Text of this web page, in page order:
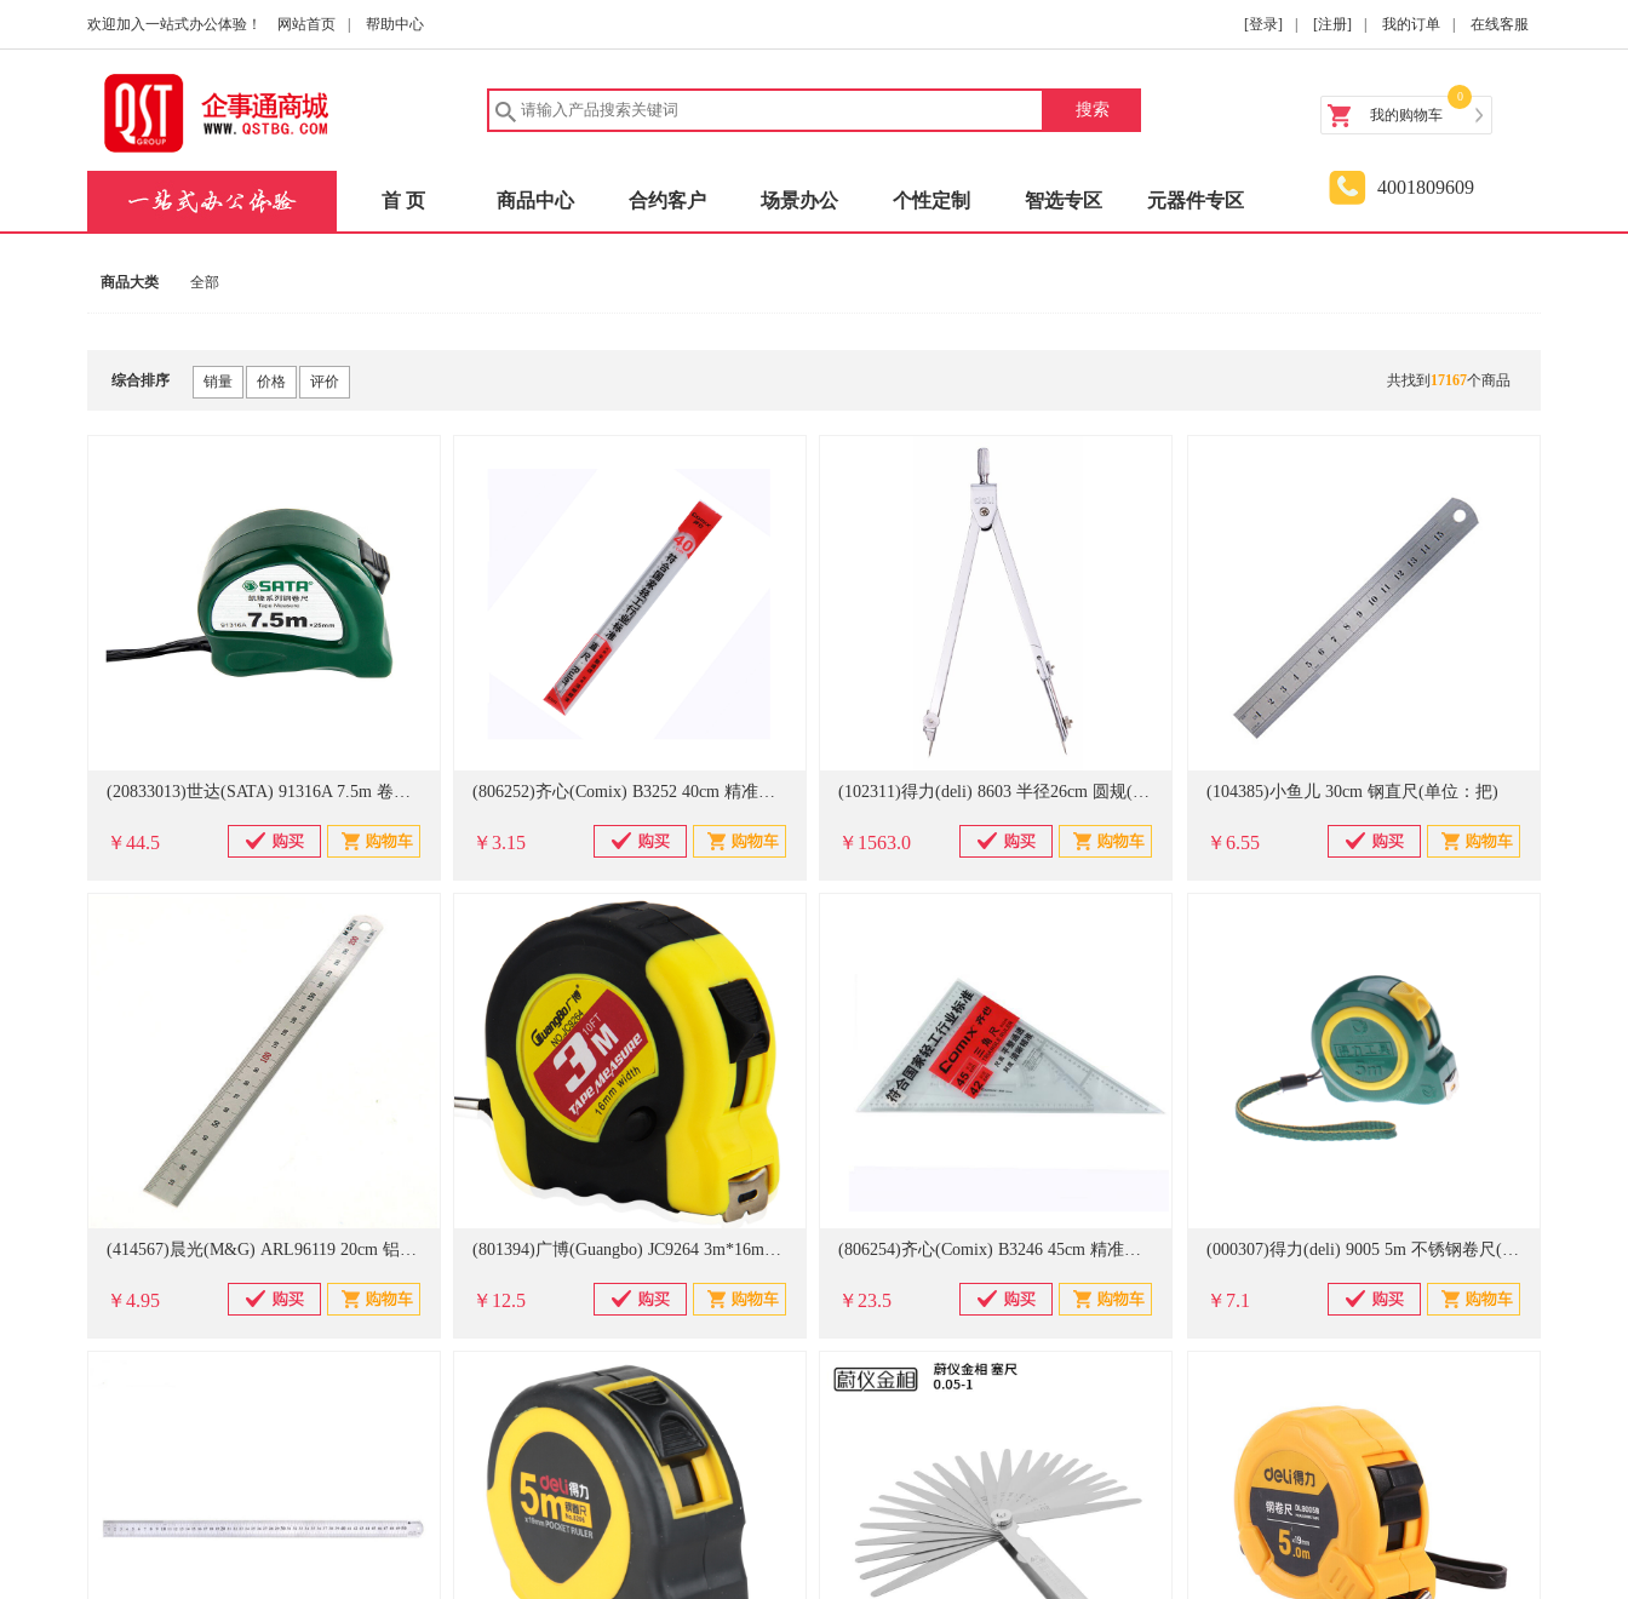
欢迎加入一站式办公体验！ 网站首页 帮助中心 [登录] [注册] 我的订单 在线客服
搜索 我的购物车
0
首 页 商品中心 合约客户 场景办公 个性定制 智选专区 元器件专区
4001809609
商品大类 全部
综合排序 销量 价格 评价 共找到 17167个商品
(20833013)世达(SATA) 91316A 7.5m 卷尺(单位：个)
￥44.5
(806252)齐心(Comix) B3252 40cm 精准刻度直尺 透明色(单位：把)
￥3.15
(102311)得力(deli) 8603 半径26cm 圆规(单位：个)
￥1563.0
(104385)小鱼儿 30cm 钢直尺(单位：把)
￥6.55
(414567)晨光(M&G) ARL96119 20cm 铝合金办公 直尺 银色(单位：把)
￥4.95
(801394)广博(Guangbo) JC9264 3m*16mm 钢卷尺(单位：把)
￥12.5
(806254)齐心(Comix) B3246 45cm 精准刻度尺(单位：个)
￥23.5
(000307)得力(deli) 9005 5m 不锈钢卷尺(单位：个)
￥7.1